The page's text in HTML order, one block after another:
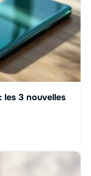
les 3 nouvelles